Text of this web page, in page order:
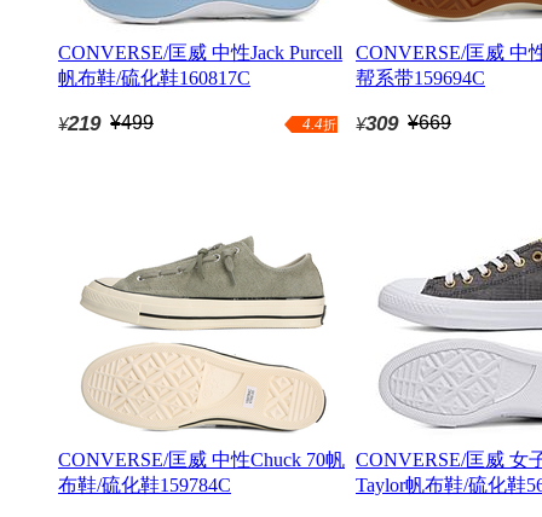
CONVERSE/匡威 中性Jack Purcell
帆布鞋/硫化鞋160817C
¥219 ¥499 4.4折
CONVERSE/匡威 中
帮系带159694C
¥309 ¥669
CONVERSE/匡威 中性Chuck 70帆
布鞋/硫化鞋159784C
CONVERSE/匡威 女
Taylor帆布鞋/硫化鞋